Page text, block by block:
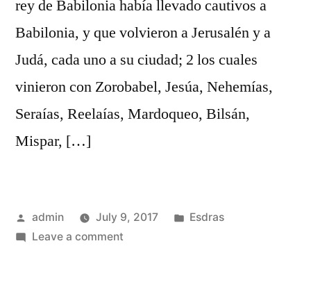
rey de Babilonia había llevado cautivos a
Babilonia, y que volvieron a Jerusalén y a
Judá, cada uno a su ciudad; 2 los cuales
vinieron con Zorobabel, Jesúa, Nehemías,
Seraías, Reelaías, Mardoqueo, Bilsán,
Mispar, […]
Posted
by
admin July 9, 2017
Posted
Esdras
Leave a commenton